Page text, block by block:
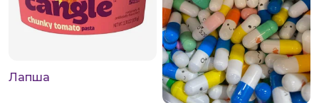
Лапша